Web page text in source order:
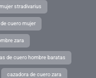
stradivarius
cuero mujer
zara
de cuero hombre baratas
cazadora de cuero zara